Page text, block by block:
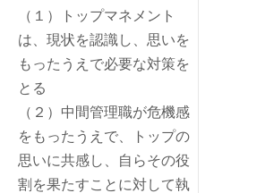
（１）トップマネメント
は、現状を認識し、思いを
もったうえで必要な対策を
とる
（２）中間管理職が危機感
をもったうえで、トップの
思いに共感し、自らその役
割を果たすことに対して執